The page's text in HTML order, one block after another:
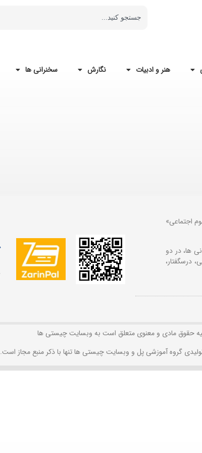
هنر و ادبیات نگارش سخنرانی ها
اجتماعی»
ها، در دو
درسگفتار،
حقوق مادی و معنوی متعلق است به وبسایت چیستی ها
گروه آموزشی پل و وبسایت چیستی ها تنها با ذکر منبع مجاز است.